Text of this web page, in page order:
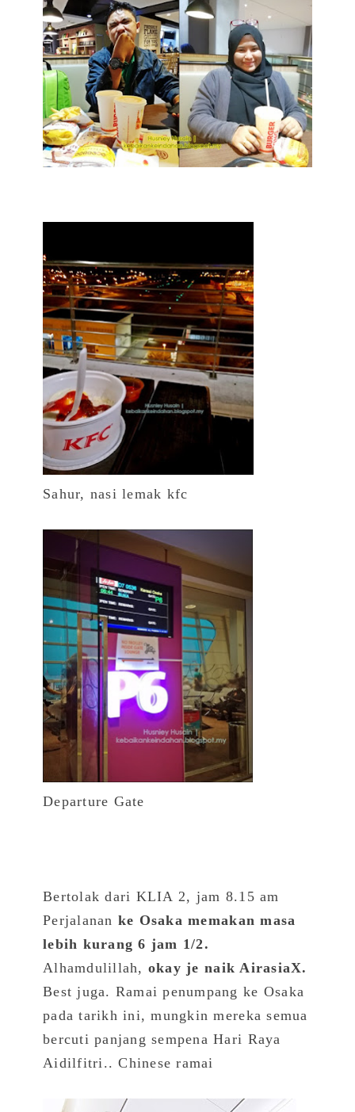
Sahur, nasi lemak kfc
Departure Gate
Bertolak dari KLIA 2, jam 8.15 am
Perjalanan ke Osaka memakan masa
lebih kurang 6 jam 1/2.
Alhamdulillah, okay je naik AirasiaX.
Best juga. Ramai penumpang ke Osaka
pada tarikh ini, mungkin mereka semua
bercuti panjang sempena Hari Raya
Aidilfitri.. Chinese ramai